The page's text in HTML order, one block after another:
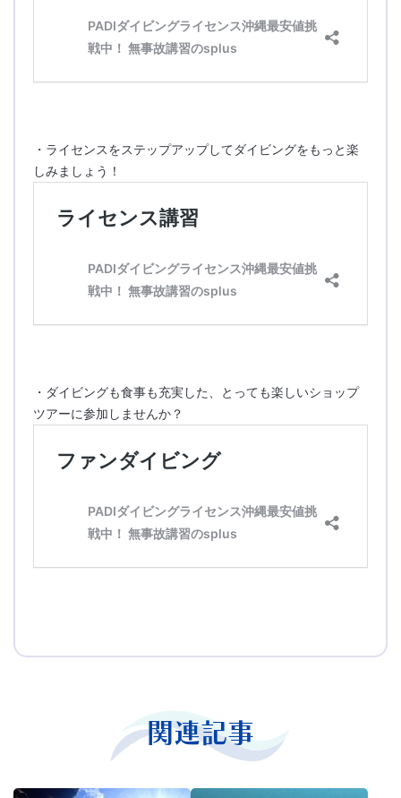
・ライセンスをステップアップしてダイビングをもっと楽
しみましょう！
・ダイビングも食事も充実した、とっても楽しいショップ
ツアーに参加しませんか？
関連記事